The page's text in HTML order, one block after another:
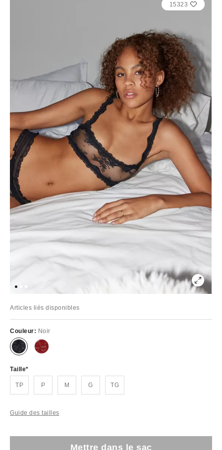
15323
Articles liés disponibles
Couleur: Noir
Taille
TP P M G TG
Guide des tailles
Mettre dans le sac